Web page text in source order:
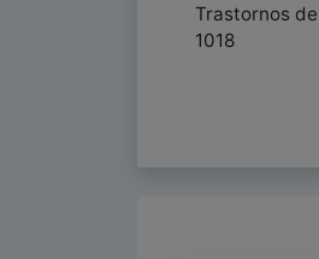
Trastornos
1018